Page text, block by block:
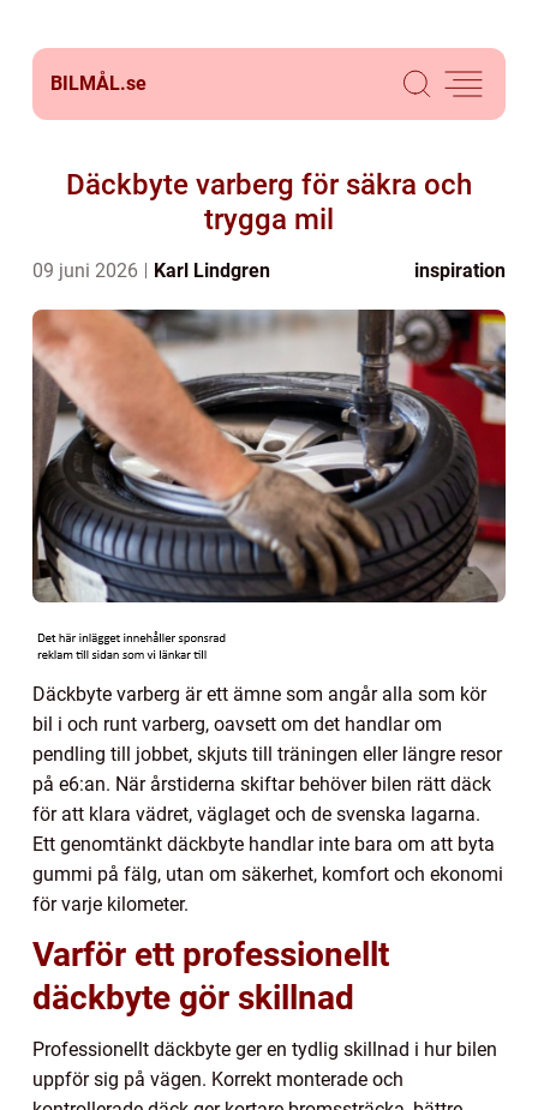
BILMÅL.se
Däckbyte varberg för säkra och
trygga mil
09 juni 2026 Karl Lindgren inspiration
Däckbyte varberg är ett ämne som angår alla som kör
bil i och runt varberg, oavsett om det handlar om
pendling till jobbet, skjuts till träningen eller längre resor
på e6:an. När årstiderna skiftar behöver bilen rätt däck
för att klara vädret, väglaget och de svenska lagarna.
Ett genomtänkt däckbyte handlar inte bara om att byta
gummi på fälg, utan om säkerhet, komfort och ekonomi
för varje kilometer.
Varför ett professionellt
däckbyte gör skillnad
Professionellt däckbyte ger en tydlig skillnad i hur bilen
uppför sig på vägen. Korrekt monterade och